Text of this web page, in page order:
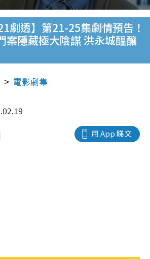
劇透】第21-25集劇情預告！
案隱藏極大陰謀 洪永城醞釀
電影劇集
用 App 睇文